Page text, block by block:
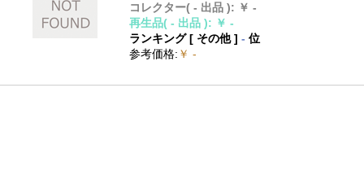
コレクター( - 出品 ): ￥ -
再生品( - 出品 ): ￥ -
ランキング [ その他]- 位
参考価格: ￥ -